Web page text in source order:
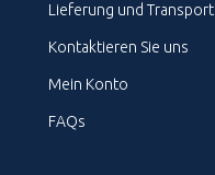
Lieferung und Transport
Kontaktieren Sie uns
Mein Konto
FAQs